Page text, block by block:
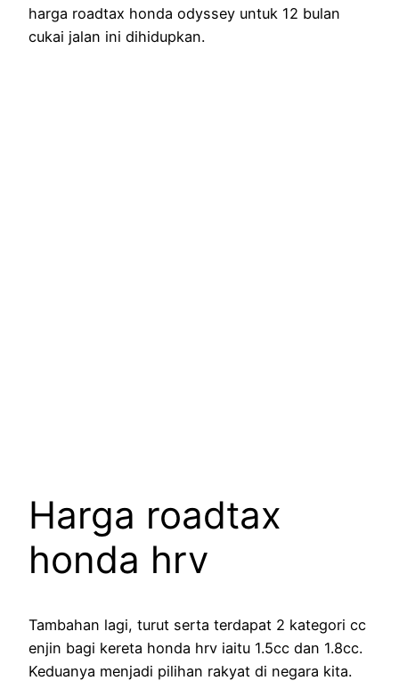
harga roadtax honda odyssey untuk 12 bulan
cukai jalan ini dihidupkan.
Harga roadtax
honda hrv
Tambahan lagi, turut serta terdapat 2 kategori cc
enjin bagi kereta honda hrv iaitu 1.5cc dan 1.8cc.
Keduanya menjadi pilihan rakyat di negara kita.